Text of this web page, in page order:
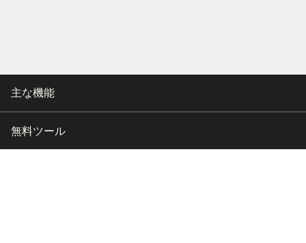
主な機能
無料ツール